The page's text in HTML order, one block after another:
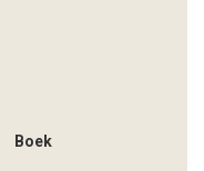
Boek